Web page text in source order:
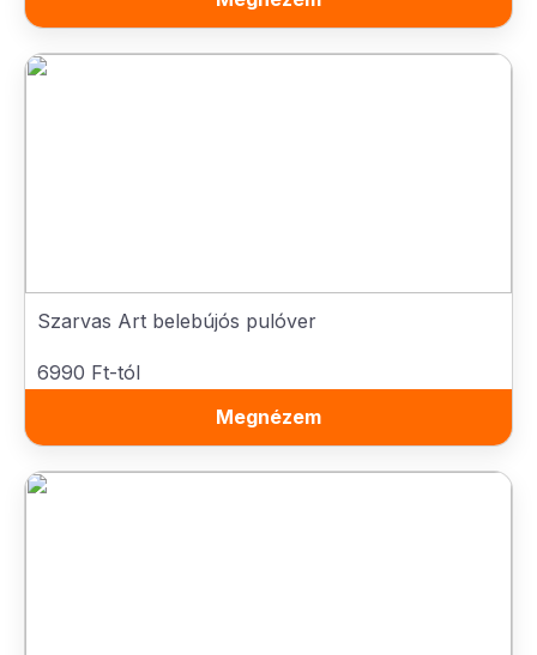
Szarvas Art belebújós pulóver
6990 Ft-tól
Megnézem